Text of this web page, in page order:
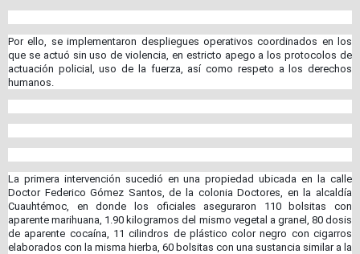
Por ello, se implementaron despliegues operativos coordinados en los
que se actuó sin uso de violencia, en estricto apego a los protocolos de
actuación policial, uso de la fuerza, así como respeto a los derechos
humanos.
La primera intervención sucedió en una propiedad ubicada en la calle
Doctor Federico Gómez Santos, de la colonia Doctores, en la alcaldía
Cuauhtémoc, en donde los oficiales aseguraron 110 bolsitas con
aparente marihuana, 1.90 kilogramos del mismo vegetal a granel, 80 dosis
de aparente cocaína, 11 cilindros de plástico color negro con cigarros
elaborados con la misma hierba, 60 bolsitas con una sustancia similar a la